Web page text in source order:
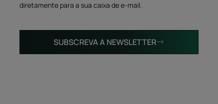
diretamente para a sua caixa de e-mail.
SUBSCREVA A NEWSLETTER